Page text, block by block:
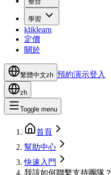
學習
kliklearn
定價
關於
繁體中文zh 預約演示登入
zh
Toggle menu
首頁
幫助中心
快速入門
我該如何聯繫支持團隊？